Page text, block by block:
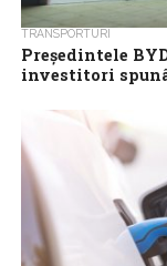
TRANSPORTURI
Președintele
investitori
Wang Chuanfu,
așteaptă ca firma
auto din lume...